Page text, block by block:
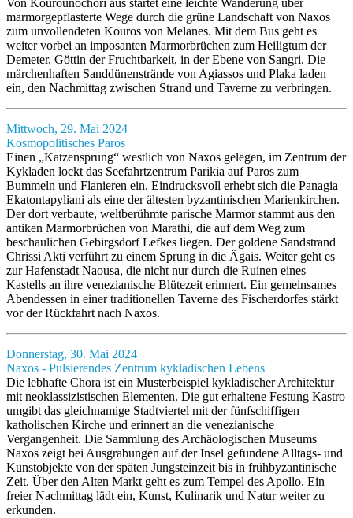
Von Kourounochori aus startet eine leichte Wanderung über
marmorgepflasterte Wege durch die grüne Landschaft von Naxos
zum unvollendeten Kouros von Melanes. Mit dem Bus geht es
weiter vorbei an imposanten Marmorbrüchen zum Heiligtum der
Demeter, Göttin der Fruchtbarkeit, in der Ebene von Sangri. Die
märchenhaften Sanddünenstrände von Agiassos und Plaka laden
ein, den Nachmittag zwischen Strand und Taverne zu verbringen.
Mittwoch, 29. Mai 2024
Kosmopolitisches Paros
Einen „Katzensprung“ westlich von Naxos gelegen, im Zentrum der
Kykladen lockt das Seefahrtzentrum Parikia auf Paros zum
Bummeln und Flanieren ein. Eindrucksvoll erhebt sich die Panagia
Ekatontapyliani als eine der ältesten byzantinischen Marienkirchen.
Der dort verbaute, weltberühmte parische Marmor stammt aus den
antiken Marmorbrüchen von Marathi, die auf dem Weg zum
beschaulichen Gebirgsdorf Lefkes liegen. Der goldene Sandstrand
Chrissi Akti verführt zu einem Sprung in die Ägais. Weiter geht es
zur Hafenstadt Naousa, die nicht nur durch die Ruinen eines
Kastells an ihre venezianische Blütezeit erinnert. Ein gemeinsames
Abendessen in einer traditionellen Taverne des Fischerdorfes stärkt
vor der Rückfahrt nach Naxos.
Donnerstag, 30. Mai 2024
Naxos - Pulsierendes Zentrum kykladischen Lebens
Die lebhafte Chora ist ein Musterbeispiel kykladischer Architektur
mit neoklassizistischen Elementen. Die gut erhaltene Festung Kastro
umgibt das gleichnamige Stadtviertel mit der fünfschiffigen
katholischen Kirche und erinnert an die venezianische
Vergangenheit. Die Sammlung des Archäologischen Museums
Naxos zeigt bei Ausgrabungen auf der Insel gefundene Alltags- und
Kunstobjekte von der späten Jungsteinzeit bis in frühbyzantinische
Zeit. Über den Alten Markt geht es zum Tempel des Apollo. Ein
freier Nachmittag lädt ein, Kunst, Kulinarik und Natur weiter zu
erkunden.